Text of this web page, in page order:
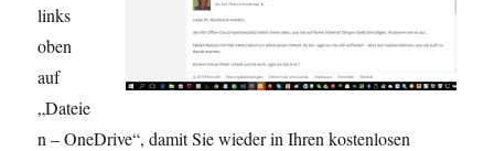
links
oben
auf
„Dateie
n – OneDrive“, damit Sie wieder in Ihren kostenlosen